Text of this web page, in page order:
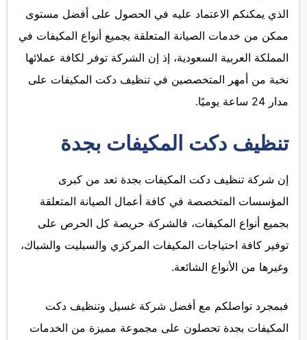
الذي يمكنكم الاعتماد عليه في الحصول على أفضل مستوى
ممكن من خدمات الصيانة المتعلقة بجميع أنواع المكيفات في
المملكة العربية السعودية، إذ إن الشركة توفر لكافة عملائها
نخبة من أمهر المتخصصين في تنظيف دكت المكيفات على
مدار 24 ساعة يوميًا.
تنظيف دكت المكيفات بجدة
إن شركة تنظيف دكت المكيفات بجدة تعد من كبرى
المؤسسات المتخصصة في كافة أعمال الصيانة المتعلقة
بجميع أنواع المكيفات، فالشركة حريصة كل الحرص على
توفير كافة احتياجات المكيفات المركزي والسبليت والشباك،
وغيرها من الأنواع الشائعة.
فبمجرد تواصلكم مع أفضل شركة غسيل وتنظيف دكت
المكيفات بجدة تحصلون على مجموعة مميزة من الخدمات